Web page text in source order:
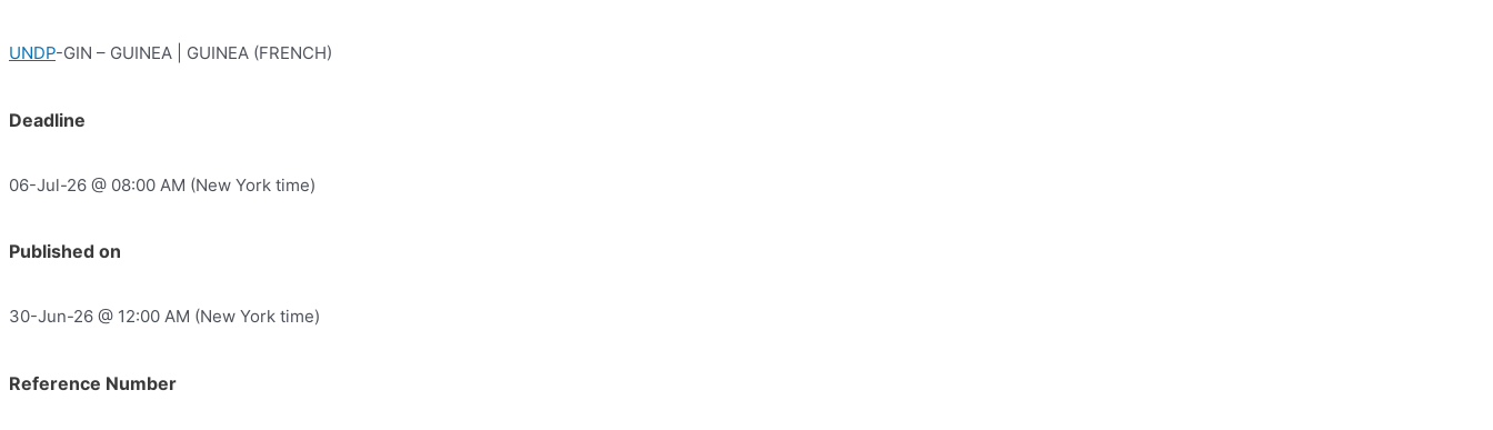
UNDP-GIN – GUINEA | GUINEA (FRENCH)
Deadline
06-Jul-26 @ 08:00 AM (New York time)
Published on
30-Jun-26 @ 12:00 AM (New York time)
Reference Number